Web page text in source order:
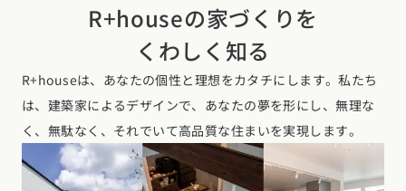
R+houseの家づくりを
くわしく知る
R+houseは、あなたの個性と理想をカタチにします。私たち
は、建築家によるデザインで、あなたの夢を形にし、無理な
く、無駄なく、それでいて高品質な住まいを実現します。